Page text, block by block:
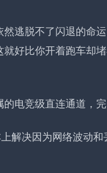
逃脱不了闪退的命
好比你开着跑车却
电竞级直连通道，完
解决因为网络波动